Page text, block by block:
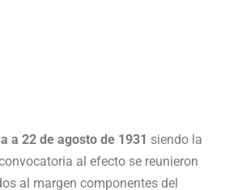
a 22 de agosto de 1931 siendo la
al efecto se reunieron
al margen componentes del